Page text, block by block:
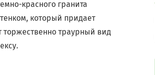
красного гранита
который придает
торжественно траурный вид